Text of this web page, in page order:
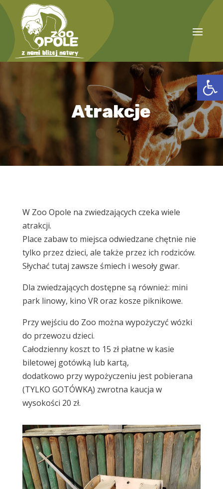
Atrakcje
W Zoo Opole na zwiedzających czeka wiele
atrakcji.
Place zabaw to miejsca odwiedzane chętnie nie
tylko przez dzieci, ale także przez ich rodziców.
Słychać tutaj zawsze śmiech i wesoły gwar.
Dla zwiedzających dostępne są również: mini
park linowy, kino VR oraz kosze piknikowe.
Przy wejściu do Zoo można wypożyczyć wózki
do przewozu dzieci.
Całodzienny koszt to 15 zł płatne w kasie
biletowej gotówką lub kartą,
dodatkowo przy wypożyczeniu jest pobierana
(TYLKO GOTÓWKĄ) zwrotna kaucja w
wysokości 20 zł.